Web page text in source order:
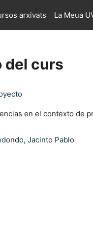
arxivats La Meua
del curs
en el contexto de
Jacinto Pablo